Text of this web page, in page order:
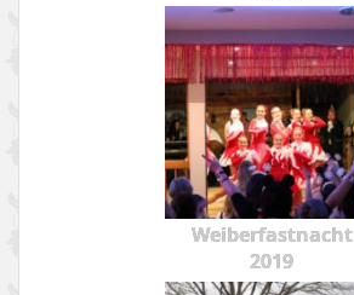
Weiberfastnacht
2019